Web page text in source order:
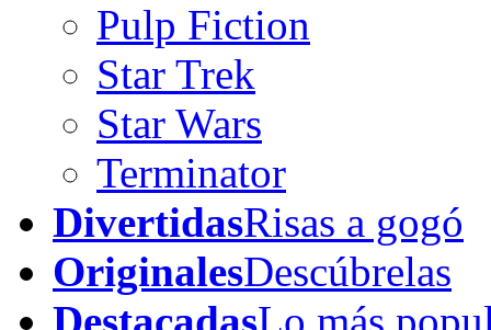
Pulp Fiction
Star Trek
Star Wars
Terminator
DivertidasRisas a gogó
OriginalesDescúbrelas